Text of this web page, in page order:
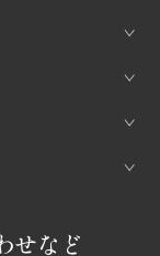
せなど